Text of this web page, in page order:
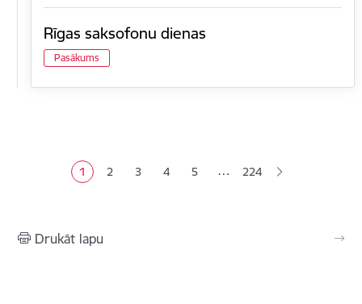
Rīgas saksofonu dienas
Pasākums
Pašreizējā lapa
1 Lapa
2 Lapa
3 Lapa
4 Lapa
5 … 224
Drukāt lapu